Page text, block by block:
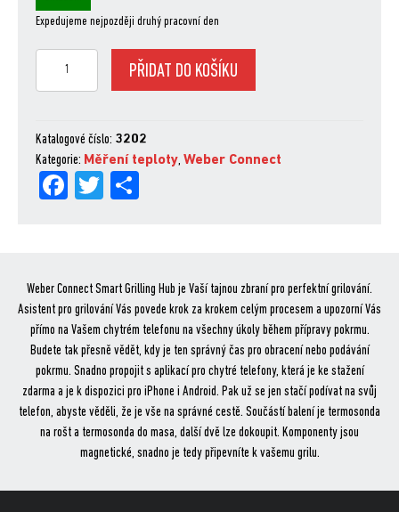
Expedujeme nejpozději druhý pracovní den
Hub
množství
PŘIDAT DO KOŠÍKU
Katalogové číslo: 3202
Kategorie: Měření teploty, Weber Connect
Fa
Tw
Weber Connect Smart Grilling Hub je Vaší tajnou zbraní pro perfektní grilování.
Asistent pro grilování Vás povede krok za krokem celým procesem a upozorní Vás
přímo na Vašem chytrém telefonu na všechny úkoly během přípravy pokrmu.
Budete tak přesně vědět, kdy je ten správný čas pro obracení nebo podávání
pokrmu. Snadno propojit s aplikací pro chytré telefony, která je ke stažení
zdarma a je k dispozici pro iPhone i Android. Pak už se jen stačí podívat na svůj
telefon, abyste věděli, že je vše na správné cestě. Součástí balení je termosonda
na rošt a termosonda do masa, další dvě lze dokoupit. Komponenty jsou
magnetické, snadno je tedy připevníte k vašemu grilu.